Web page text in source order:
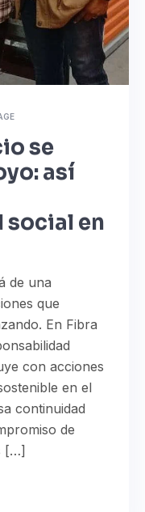
se
así
en
de una
que
En Fibra
con acciones
en el
continuidad
de
[…]